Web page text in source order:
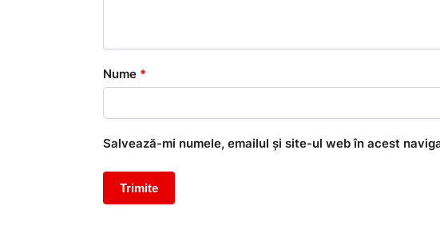
Nume *
Salvează-mi numele, emailul și site-ul web în acest